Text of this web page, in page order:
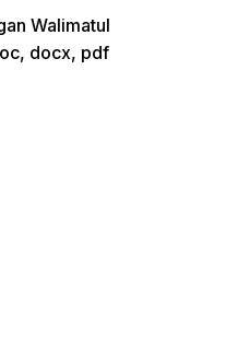
Walimatul
docx, pdf